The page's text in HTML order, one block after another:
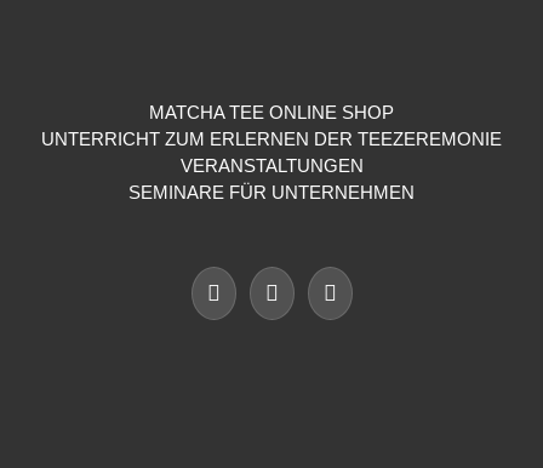
MATCHA TEE ONLINE SHOP
UNTERRICHT ZUM ERLERNEN DER TEEZEREMONIE
VERANSTALTUNGEN
SEMINARE FÜR UNTERNEHMEN